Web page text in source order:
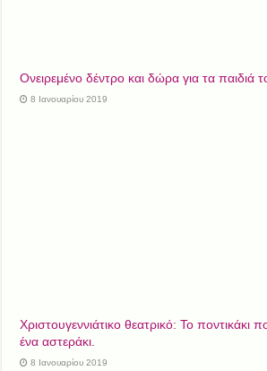
Ονειρεμένο δέντρο και δώρα για τα παιδιά
8 Ιανουαρίου 2019
Χριστουγεννιάτικο θεατρικό: Το ποντικάκι
ένα αστεράκι.
8 Ιανουαρίου 2019